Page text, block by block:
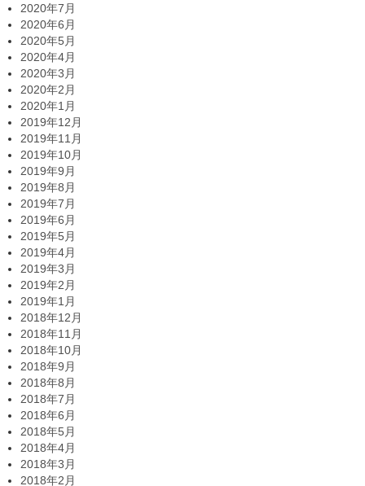
2020年7月
2020年6月
2020年5月
2020年4月
2020年3月
2020年2月
2020年1月
2019年12月
2019年11月
2019年10月
2019年9月
2019年8月
2019年7月
2019年6月
2019年5月
2019年4月
2019年3月
2019年2月
2019年1月
2018年12月
2018年11月
2018年10月
2018年9月
2018年8月
2018年7月
2018年6月
2018年5月
2018年4月
2018年3月
2018年2月